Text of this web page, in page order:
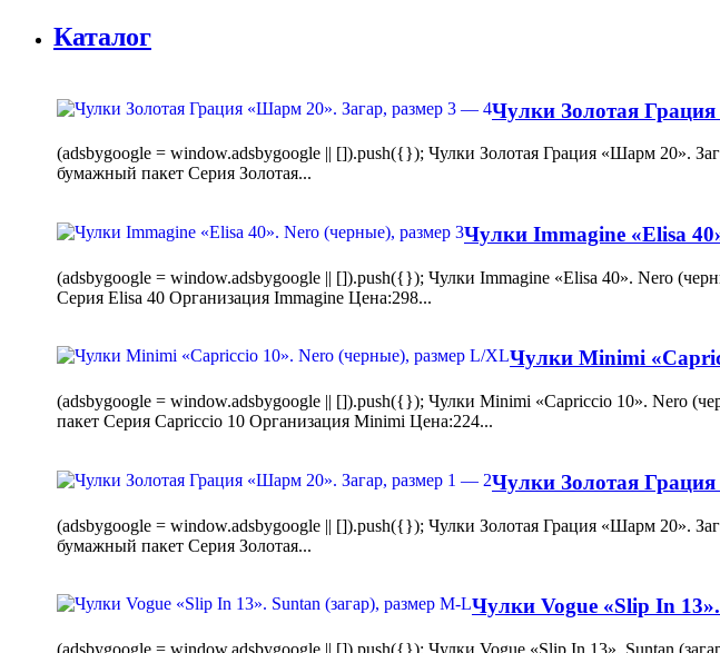
Каталог
Чулки Золотая
(adsbygoogle = window.adsbygoogle || []).push({}); Чулки Золотая Грация «Шарм 20».
бумажный пакет Серия Золотая...
Чулки Immagine «Elisa
(adsbygoogle = window.adsbygoogle || []).push({}); Чулки Immagine «Elisa 40». Nero
Серия Elisa 40 Организация Immagine Цена:298...
Чулки Minimi
(adsbygoogle = window.adsbygoogle || []).push({}); Чулки Minimi «Capriccio 10». Nero
пакет Серия Capriccio 10 Организация Minimi Цена:224...
Чулки Золотая
(adsbygoogle = window.adsbygoogle || []).push({}); Чулки Золотая Грация «Шарм 20».
бумажный пакет Серия Золотая...
Чулки Vogue «Slip In
(adsbygoogle = window.adsbygoogle || []).push({}); Чулки Vogue «Slip In 13». Suntan